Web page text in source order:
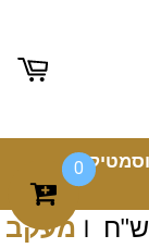
מעקב
0